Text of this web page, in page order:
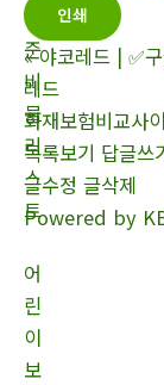
산
준
비
물
리
스
트
어
린
이
보
인쇄
« 야코레드 | ✅
레드
화재보험비교사
목록보기 답글쓰
글수정 글삭제
Powered by